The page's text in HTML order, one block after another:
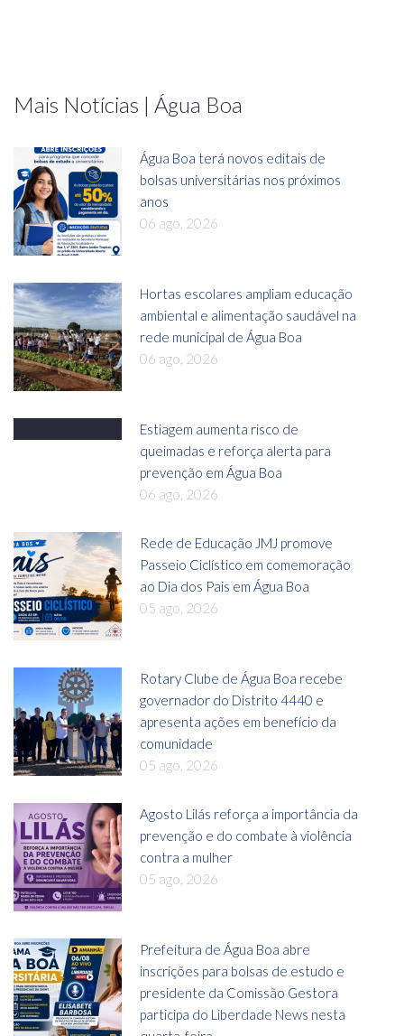
Mais Notícias | Água Boa
Água Boa terá novos editais de
bolsas universitárias nos próximos
anos
06 ago, 2026
Hortas escolares ampliam educação
ambiental e alimentação saudável na
rede municipal de Água Boa
06 ago, 2026
Estiagem aumenta risco de
queimadas e reforça alerta para
prevenção em Água Boa
06 ago, 2026
Rede de Educação JMJ promove
Passeio Ciclístico em comemoração
ao Dia dos Pais em Água Boa
05 ago, 2026
Rotary Clube de Água Boa recebe
governador do Distrito 4440 e
apresenta ações em benefício da
comunidade
05 ago, 2026
Agosto Lilás reforça a importância da
prevenção e do combate à violência
contra a mulher
05 ago, 2026
Prefeitura de Água Boa abre
inscrições para bolsas de estudo e
presidente da Comissão Gestora
participa do Liberdade News nesta